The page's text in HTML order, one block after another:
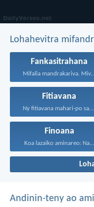
Lohahevitra
Fankasitrahana
Mifalia
Fitiavana
Ny fitiavana mahari-po sady...
Finoana
Koa lazaiko aminareo: Na...
Andinin-teny ao